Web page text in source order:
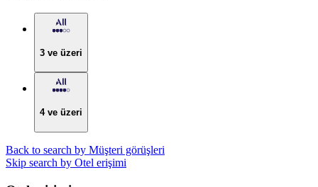
3 ve üzeri
4 ve üzeri
Back to search by Müşteri görüşleri
Skip search by Otel erişimi